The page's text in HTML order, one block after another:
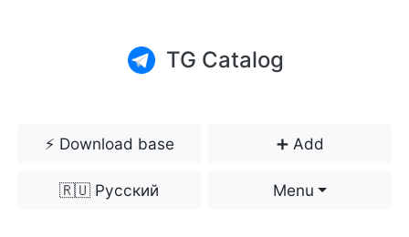
TG Catalog
⚡️ Download base ➕ Add
🇷🇺 Русский Menu